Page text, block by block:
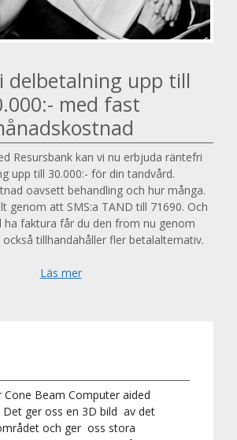
delbetalning upp till
med fast
Resursbank kan vi nu erbjuda räntefri
upp till 30.000:- för din tandvård.
oavsett behandling och hur många.
genom att SMS:a TAND till 71690. Och
ha faktura får du den from nu genom
tillhandahåller fler betalalternativ.
Läs mer
Cone Beam Computer aided
Det ger oss en 3D bild av det
och ger oss stora